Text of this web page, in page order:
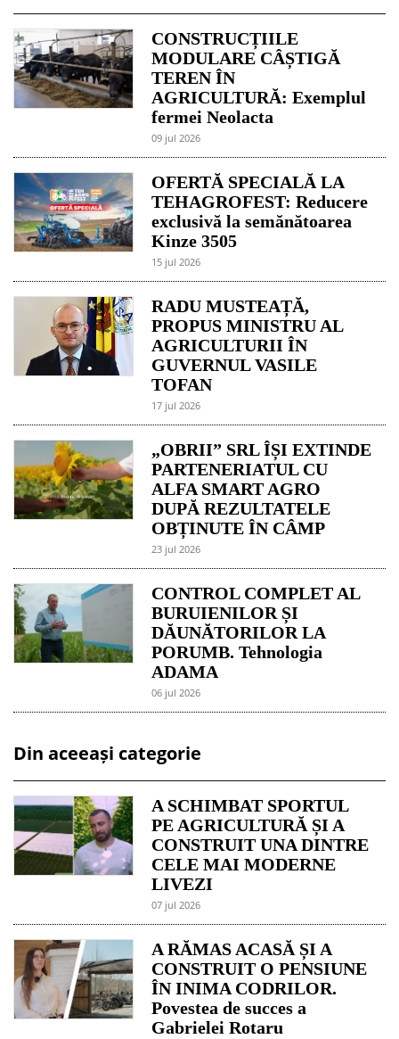
CONSTRUCȚIILE
MODULARE CÂȘTIGĂ
TEREN ÎN
AGRICULTURĂ: Exemplul
fermei Neolacta
09 jul 2026
OFERTĂ SPECIALĂ LA
TEHAGROFEST: Reducere
exclusivă la semănătoarea
Kinze 3505
15 jul 2026
RADU MUSTEAȚĂ,
PROPUS MINISTRU AL
AGRICULTURII ÎN
GUVERNUL VASILE
TOFAN
17 jul 2026
„OBRII” SRL ÎȘI EXTINDE
PARTENERIATUL CU
ALFA SMART AGRO
DUPĂ REZULTATELE
OBȚINUTE ÎN CÂMP
23 jul 2026
CONTROL COMPLET AL
BURUIENILOR ȘI
DĂUNĂTORILOR LA
PORUMB. Tehnologia
ADAMA
06 jul 2026
Din aceeași categorie
A SCHIMBAT SPORTUL
PE AGRICULTURĂ ȘI A
CONSTRUIT UNA DINTRE
CELE MAI MODERNE
LIVEZI
07 jul 2026
A RĂMAS ACASĂ ȘI A
CONSTRUIT O PENSIUNE
ÎN INIMA CODRILOR.
Povestea de succes a
Gabrielei Rotaru